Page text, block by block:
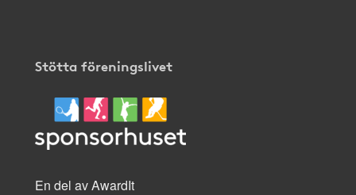
Stötta föreningslivet
En del av AwardIt